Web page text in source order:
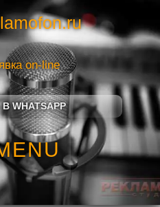
on-line
WHATSAPP